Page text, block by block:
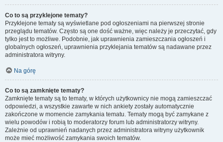
Co to są przyklejone tematy?
Przyklejone tematy są wyświetlane pod ogłoszeniami na pierwszej stronie
przeglądu tematów. Często są one dość ważne, więc należy je przeczytać, gdy
tylko jest to możliwe. Podobnie, jak uprawnienia zamieszczania ogłoszeń i
globalnych ogłoszeń, uprawnienia przyklejania tematów są nadawane przez
administratora witryny.
Na górę
Co to są zamknięte tematy?
Zamknięte tematy są to tematy, w których użytkownicy nie mogą zamieszczać
odpowiedzi, a wszystkie zawarte w nich ankiety zostały automatycznie
zakończone w momencie zamykania tematu. Tematy mogą być zamykane z
wielu powodów i robią to moderatorzy forum lub administratorzy witryny.
Zależnie od uprawnień nadanych przez administratora witryny użytkownik
może mieć możliwość zamykania swoich tematów.